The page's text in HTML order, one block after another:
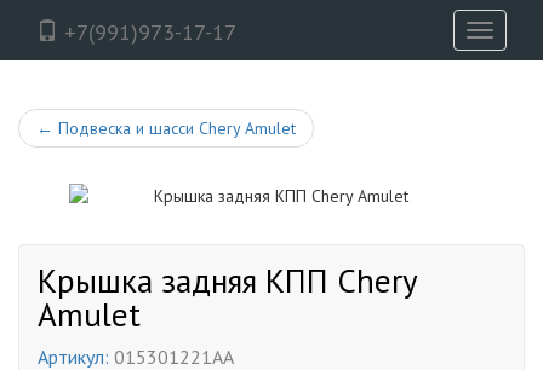
+7(991)973-17-17
Toggle
← Подвеска и шасси Chery Amulet
Крышка задняя КПП Chery
Amulet
Артикул: 015301221AA